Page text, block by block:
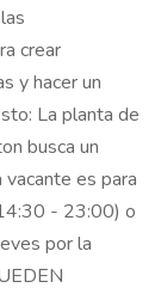
crear
y hacer un
La planta de
busca un
es para
- 23:00) o
por la